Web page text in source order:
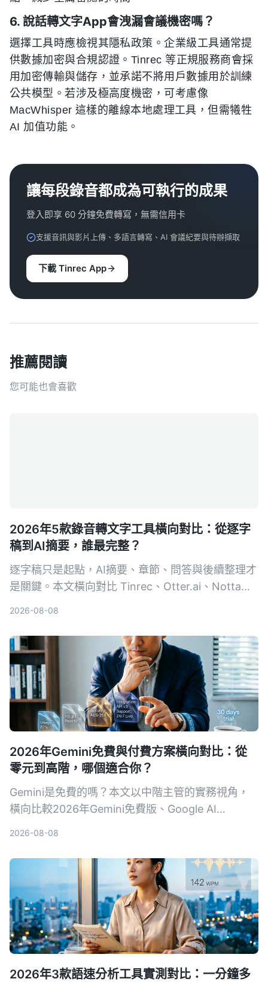
6. 說話轉文字App會洩漏會議機密嗎？
選擇工具時應檢視其隱私政策。企業級工具通常提
供數據加密與合規認證。Tinrec 等正規服務商會採
用加密傳輸與儲存，並承諾不將用戶數據用於訓練
公共模型。若涉及極高度機密，可考慮像
MacWhisper 這樣的離線本地處理工具，但需犧牲
AI 加值功能。
讓每段錄音都成為可執行的成果
登入即享 60 分鐘免費轉寫，無需信用卡
支援音訊與影片上傳、多語言轉寫、AI 會議紀要與待辦擷取
下載 Tinrec App
推薦閱讀
您可能也會喜歡
2026年5款錄音轉文字工具橫向對比：從逐字
稿到AI摘要，誰最完整？
逐字稿只是起點，AI摘要、章節、問答與後續整理才
是關鍵。本文橫向對比 Tinrec、Otter.ai、Notta、
2026-08-08
2026年Gemini免費與付費方案橫向對比：從
零元到高階，哪個適合你？
Gemini是免費的嗎？本文以中階主管的實務視角，
橫向比較2026年Gemini免費版、Google AI
你算清楚免費版夠不夠用、什麼情況下該升級，並附
上30天免費體驗企業版的管道。
2026-08-08
2026年3款語速分析工具實測對比：一分鐘多